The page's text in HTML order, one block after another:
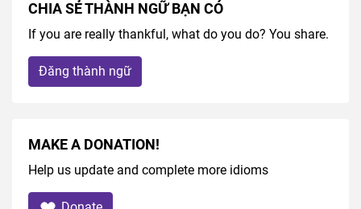
CHIA SẺ THÀNH NGỮ BẠN CÓ
If you are really thankful, what do you do? You share.
Đăng thành ngữ
MAKE A DONATION!
Help us update and complete more idioms